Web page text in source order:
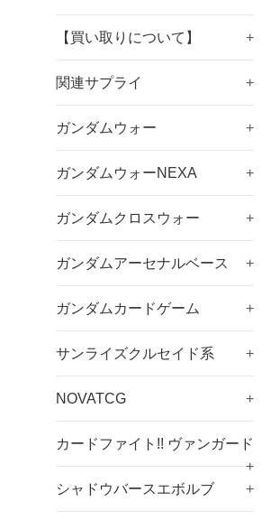
【買い取りについて】 +
関連サプライ +
ガンダムウォー +
ガンダムウォーNEXA +
ガンダムクロスウォー +
ガンダムアーセナルベース +
ガンダムカードゲーム +
サンライズクルセイド系 +
NOVATCG +
カードファイト!! ヴァンガード
+
シャドウバースエボルブ
+